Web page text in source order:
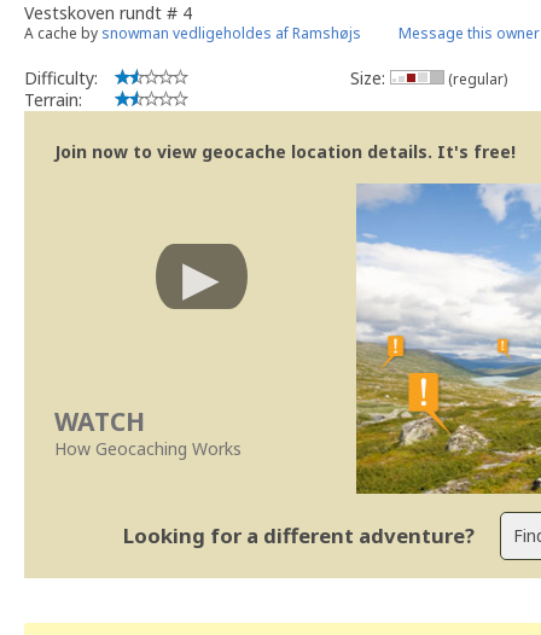
Vestskoven rundt # 4
A cache by snowman vedligeholdes af Ramshøjs Message this owner
Difficulty:
Terrain:
Size: (regular)
Join now to view geocache location details. It's free!
WATCH
How Geocaching Works
Looking for a different adventure?